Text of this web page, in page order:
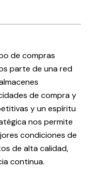
de compras
parte de una red
de compra y
y un espíritu
nos permite
condiciones de
de alta calidad,
continua.